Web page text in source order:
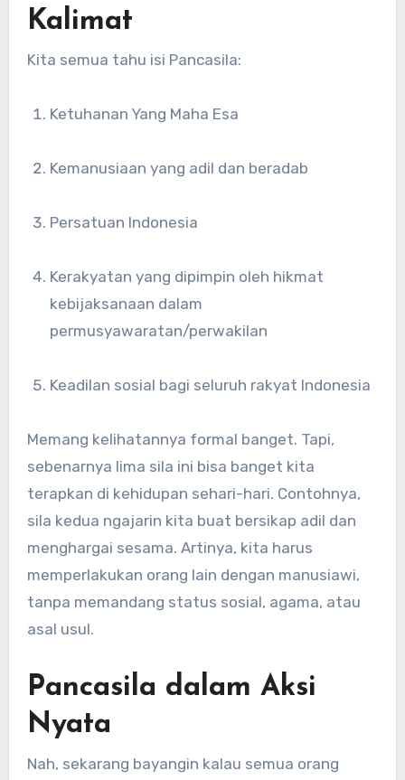
Kalimat
Kita semua tahu isi Pancasila:
Ketuhanan Yang Maha Esa
Kemanusiaan yang adil dan beradab
Persatuan Indonesia
Kerakyatan yang dipimpin oleh hikmat
kebijaksanaan dalam
permusyawaratan/perwakilan
Keadilan sosial bagi seluruh rakyat Indonesia
Memang kelihatannya formal banget. Tapi,
sebenarnya lima sila ini bisa banget kita
terapkan di kehidupan sehari-hari. Contohnya,
sila kedua ngajarin kita buat bersikap adil dan
menghargai sesama. Artinya, kita harus
memperlakukan orang lain dengan manusiawi,
tanpa memandang status sosial, agama, atau
asal usul.
Pancasila dalam Aksi
Nyata
Nah, sekarang bayangin kalau semua orang